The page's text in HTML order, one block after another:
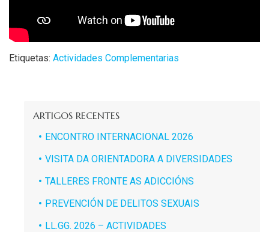
Etiquetas: Actividades Complementarias
ARTIGOS RECENTES
ENCONTRO INTERNACIONAL 2026
VISITA DA ORIENTADORA A DIVERSIDADES
TALLERES FRONTE AS ADICCIÓNS
PREVENCIÓN DE DELITOS SEXUAIS
LL.GG. 2026 – ACTIVIDADES